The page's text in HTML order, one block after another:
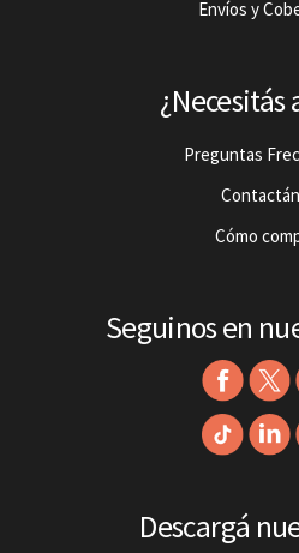
Envíos y
¿Necesitás
Preguntas
Cómo
Seguinos en
Descargá